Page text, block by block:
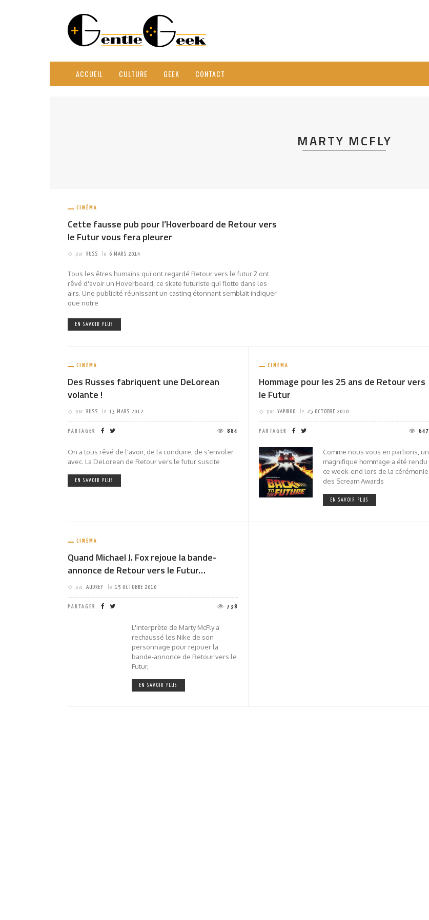
ACCUEIL CULTURE GEEK CONTACT
MARTY MCFLY
CINÉMA
Cette fausse pub pour l’Hoverboard de Retour vers
le Futur vous fera pleurer
par RUSS le 6 MARS 2014
Tous les êtres humains qui ont regardé Retour vers le futur 2 ont
rêvé d'avoir un Hoverboard, ce skate futuriste qui flotte dans les
airs. Une publicité réunissant un casting étonnant semblait indiquer
que notre
EN SAVOIR PLUS
CINÉMA
Des Russes fabriquent une DeLorean
volante !
par RUSS le 13 MARS 2012
PARTAGER 884
On a tous rêvé de l'avoir, de la conduire, de s'envoler
avec. La DeLorean de Retour vers le futur suscite
EN SAVOIR PLUS
CINÉMA
Hommage pour les 25 ans de Retour vers
le Futur
par YAPIROO le 25 OCTOBRE 2010
PARTAGER 647
Comme nous vous en parlions, un
magnifique hommage a été rendu
ce week-end lors de la cérémonie
des Scream Awards
EN SAVOIR PLUS
CINÉMA
Quand Michael J. Fox rejoue la bande-
annonce de Retour vers le Futur…
par AUDREY le 15 OCTOBRE 2010
PARTAGER 738
L'interprète de Marty McFly a
rechaussé les Nike de son
personnage pour rejouer la
bande-annonce de Retour vers le
Futur,
EN SAVOIR PLUS